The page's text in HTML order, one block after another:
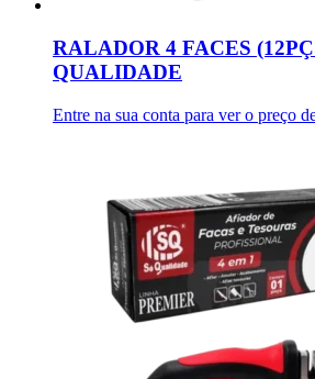
RALADOR 4 FACES
QUALIDADE
Entre na sua conta para ver o preço